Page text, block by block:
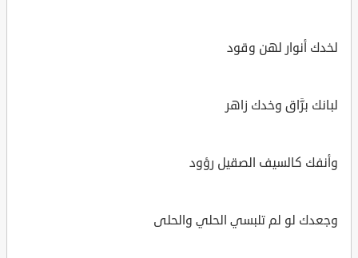
لخدك أنوار لهن وقود
لبانك برَّاق وخدك زاهر
وأنفك كالسيف الصقيل رؤود
وجعدك لو لم تلبسي الحلي والحلى